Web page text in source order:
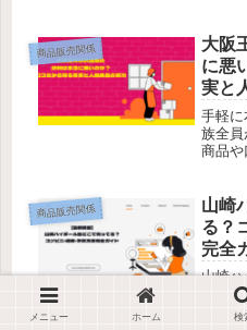
商品販売関係
大阪
に悪
実と
手軽に
族全員
商品や
商品販売関係
山崎
る？
完全
山崎ハ
羅！
る方
メニュー ホーム 検